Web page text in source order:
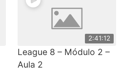
2:41:12
League 8 – Módulo 2 –
Aula 2